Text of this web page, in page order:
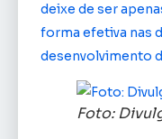
deixe de ser
forma efetiva nas
desenvolvimento
Foto: